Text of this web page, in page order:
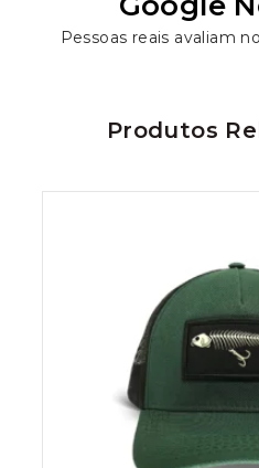
Pessoas reais avaliam
Produtos